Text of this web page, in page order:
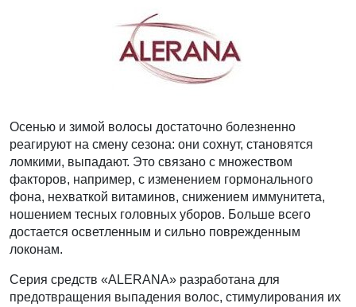
Осенью и зимой волосы достаточно болезненно
реагируют на смену сезона: они сохнут, становятся
ломкими, выпадают. Это связано с множеством
факторов, например, с изменением гормонального
фона, нехваткой витаминов, снижением иммунитета,
ношением тесных головных уборов. Больше всего
достается осветленным и сильно поврежденным
локонам.
Серия средств «ALERANA» разработана для
предотвращения выпадения волос, стимулирования их